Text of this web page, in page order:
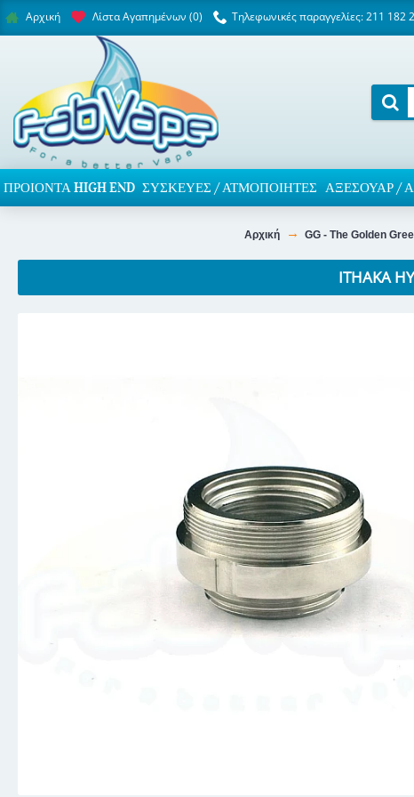
Αρχική Λίστα Αγαπημένων (0) Τηλεφωνικές παραγγελίες: 211 182
ΠΡΟΙΌΝΤΑ HIGH END ΣΥΣΚΕΥΈΣ / ΑΤΜΟΠΟΙΗΤΈΣ ΑΞΕΣΟΥΆΡ /
Αρχική GG - The Golden
ITHAKA